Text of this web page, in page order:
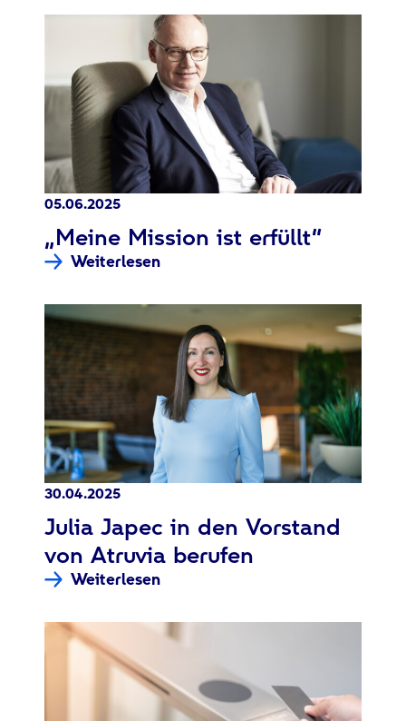
05.06.2025
:
„Meine Mission ist erfüllt“
Weiterlesen
30.04.2025
:
Julia Japec in den Vorstand
von Atruvia berufen
Weiterlesen